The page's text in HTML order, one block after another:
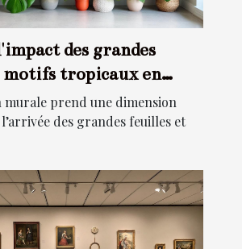
des grandes
tropicaux en
murale
murale prend une dimension
des grandes feuilles et